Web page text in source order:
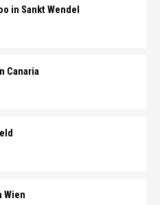
in Sankt Wendel
Canaria
Wien